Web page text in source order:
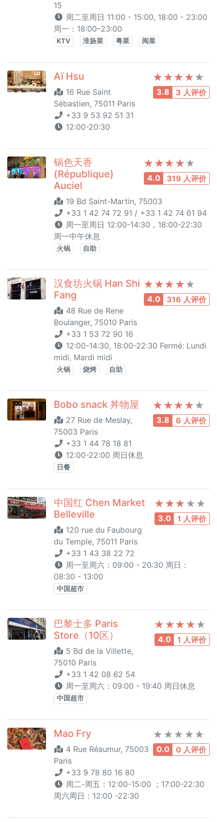
15
周二至周日 11:00 - 15:00, 18:00 - 23:00
周一：18:00–23:00
KTV 淮扬菜 粤菜 闽菜
3.8 3 人评价
Aï Hsu
16 Rue Saint
Sébastien, 75011 Paris
+33 9 53 92 51 31
12:00-20:30
4.0 319 人评价
锅色天香
(République)
Auciel
19 Bd Saint-Martin, 75003
+33 1 42 74 72 91 / +33 1 42 74 61 94
周一至周日 12:00-14:30，18:00-22:30
周一中午休息
火锅 自助
4.0 316 人评价
汉食坊火锅 Han Shi
Fang
48 Rue de Rene
Boulanger, 75010 Paris
+33 1 53 72 90 16
12:00-14:30, 18:00-22:30 Fermé: Lundi
midi, Mardi midi
火锅 烧烤 自助
3.8 6 人评价
Bobo snack 丼物屋
27 Rue de Meslay,
75003 Paris
+33 1 44 78 18 81
12:00-22:00 周日休息
日餐
3.0 1 人评价
中国红 Chen Market
Belleville
120 rue du Faubourg
du Temple, 75011 Paris
+33 1 43 38 22 72
周一至周六：09:00 - 20:30 周日：
08:30 - 13:00
中国超市
4.0 1 人评价
巴黎士多 Paris
Store（10区）
5 Bd de la Villette,
75010 Paris
+33 1 42 08 62 54
周一至周六：09:00 - 19:40 周日休息
中国超市
0.0 0 人评价
Mao Fry
4 Rue Réaumur, 75003
Paris
+33 9 78 80 16 80
周二-周五：12:00-15:00 ；17:00-22:30
周六周日：12:00 -22:30